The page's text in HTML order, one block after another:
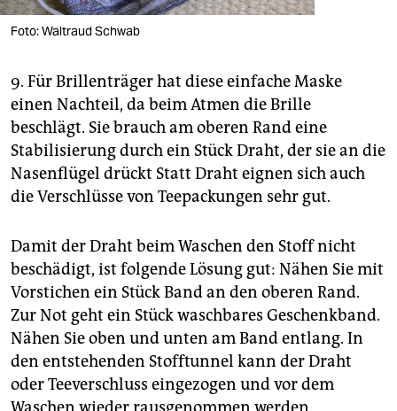
Foto: Waltraud Schwab
9. Für Brillenträger hat diese einfache Maske
einen Nachteil, da beim Atmen die Brille
beschlägt. Sie brauch am oberen Rand eine
Stabilisierung durch ein Stück Draht, der sie an die
Nasenflügel drückt Statt Draht eignen sich auch
die Verschlüsse von Teepackungen sehr gut.
Damit der Draht beim Waschen den Stoff nicht
beschädigt, ist folgende Lösung gut: Nähen Sie mit
Vorstichen ein Stück Band an den oberen Rand.
Zur Not geht ein Stück waschbares Geschenkband.
Nähen Sie oben und unten am Band entlang. In
den entstehenden Stofftunnel kann der Draht
oder Teeverschluss eingezogen und vor dem